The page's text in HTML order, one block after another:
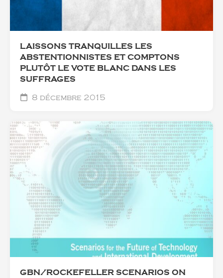
LAISSONS TRANQUILLES LES
ABSTENTIONNISTES ET COMPTONS
PLUTÔT LE VOTE BLANC DANS LES
SUFFRAGES
8 décembre 2015
GBN/ROCKEFELLER SCENARIOS ON